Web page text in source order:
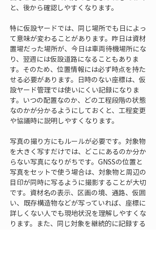
と、後から確認しやすくなります。
特に仮設ヤードでは、同じ場所でも日によっ
て意味が変わることがあります。昨日は資材
置場だった場所が、今日は車両待機場所にな
り、翌週には仮設道路になることもありま
す。そのため、位置情報には必ず時点を持た
せる必要があります。日時のない座標は、仮
設ヤード管理では使いにくい記録になりま
す。いつの配置なのか、どの工程段階の状態
なのかが分かるようにしておくと、工程変更
や協議時に説明しやすくなります。
写真の撮り方にもルールが必要です。対象物
を大きく写すだけでは、どこにあるのか分か
らない写真になりがちです。GNSSの位置と
写真をセットで使う場合は、対象物と周辺の
目印が同時に写るように撮影することが大切
です。資材名の表示、区画の境、通路、仮囲
い、既存構造物などが写っていれば、座標に
詳しくない人でも現地状況を理解しやすくな
ります。また、同じ対象を継続的に記録する